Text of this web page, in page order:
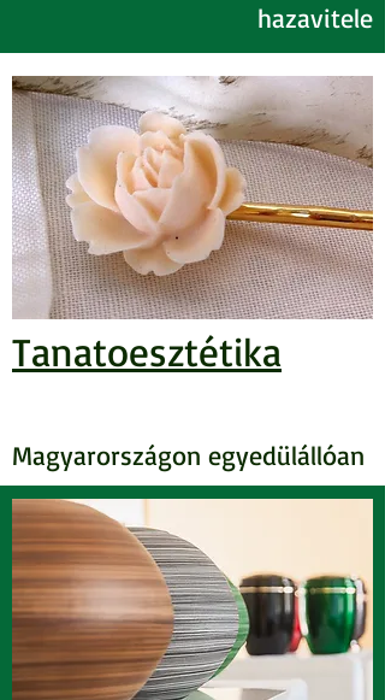
hazavitele
Tanatoesztétika
Magyarországon egyedülállóan